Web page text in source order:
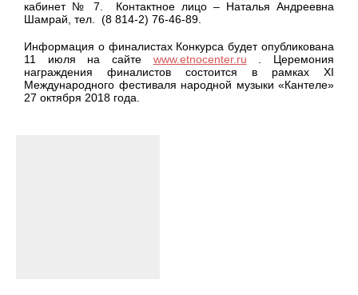
кабинет № 7. Контактное лицо – Наталья Андреевна
Шамрай, тел. (8 814-2) 76-46-89.
Информация о финалистах Конкурса будет опубликована
11 июля на сайте www.etnocenter.ru . Церемония
награждения финалистов состоится в рамках XI
Международного фестиваля народной музыки «Кантеле»
27 октября 2018 года.